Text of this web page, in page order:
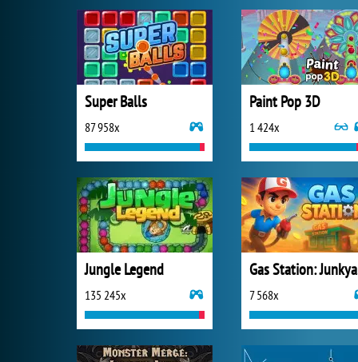
Super Balls
87 958x
Paint Pop 3D
1 424x
Jungle Legend
135 245x 7 568x